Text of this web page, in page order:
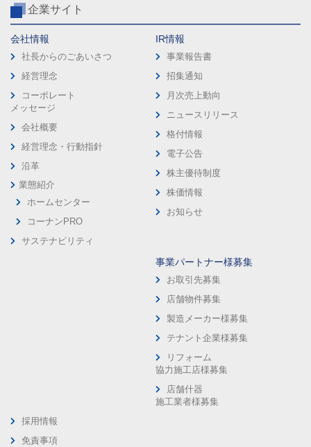
企業サイト
会社情報
社長からのごあいさつ
経営理念
コーポレート
メッセージ
会社概要
経営理念・行動指針
沿革
業態紹介
ホームセンター
コーナンPRO
サステナビリティ
IR情報
事業報告書
招集通知
月次売上動向
ニュースリリース
格付情報
電子公告
株主優待制度
株価情報
お知らせ
事業パートナー様募集
お取引先募集
店舗物件募集
製造メーカー様募集
テナント企業様募集
リフォーム
協力施工店様募集
店舗什器
施工業者様募集
採用情報
免責事項